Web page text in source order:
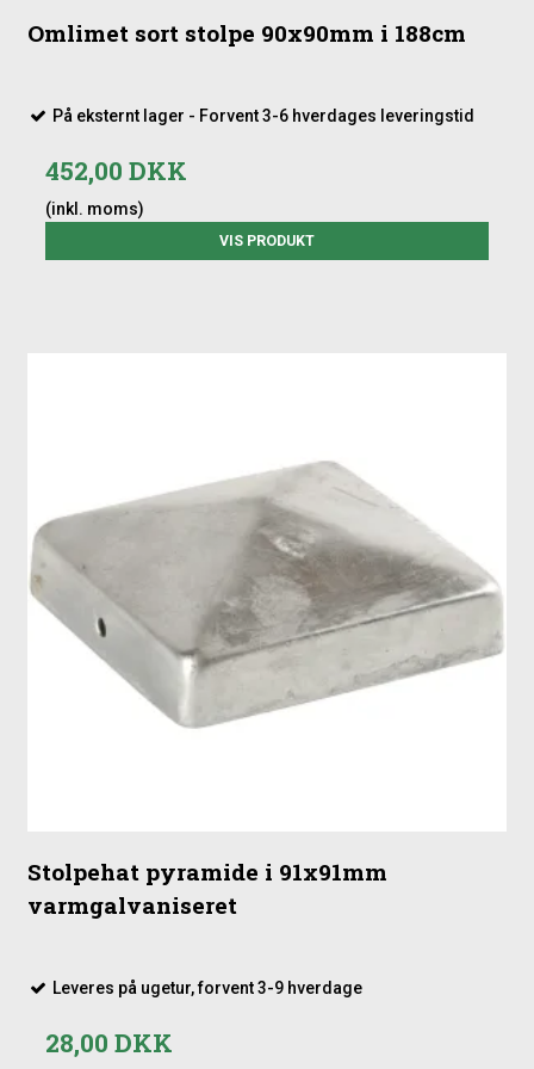
Omlimet sort stolpe 90x90mm i 188cm
På eksternt lager - Forvent 3-6 hverdages leveringstid
452,00 DKK
(inkl. moms)
VIS PRODUKT
Stolpehat pyramide i 91x91mm
varmgalvaniseret
Leveres på ugetur, forvent 3-9 hverdage
28,00 DKK